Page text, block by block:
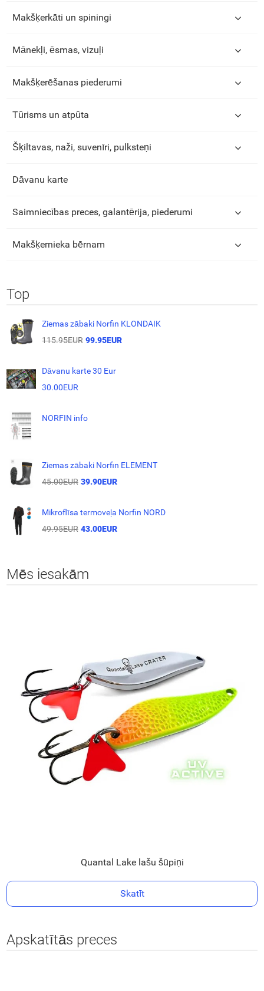
Makšķerkāti un spiningi
Mānekļi, ēsmas, vizuļi
Makšķerēšanas piederumi
Tūrisms un atpūta
Šķiltavas, naži, suvenīri, pulksteņi
Dāvanu karte
Saimniecības preces, galantērija, piederumi
Makšķernieka bērnam
Top
Ziemas zābaki Norfin KLONDAIK
115.95EUR 99.95EUR
Dāvanu karte 30 Eur
30.00EUR
NORFIN info
Ziemas zābaki Norfin ELEMENT
45.00EUR 39.90EUR
Mikroflīsa termoveļa Norfin NORD
49.95EUR 43.00EUR
Mēs iesakām
Quantal Lake lašu šūpiņi
Skatīt
Apskatītās preces